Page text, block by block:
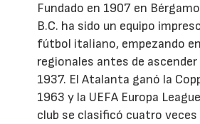
Fundado en 1907 en
B.C. ha sido un equipo
fútbol italiano, empezando
regionales antes de ascender
1937. El Atalanta ganó la
1963 y la UEFA Europa
club se clasificó cuatro veces